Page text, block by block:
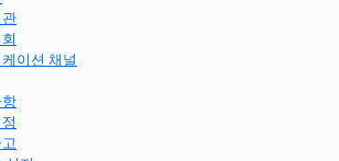
이션 채널